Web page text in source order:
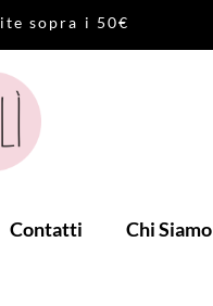
ite sopra i 50€
Contatti Chi Siamo